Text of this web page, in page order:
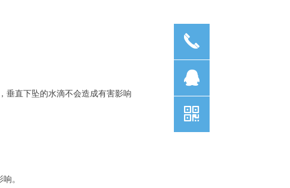
垂直下坠的水滴不会造成有害影响
。
끅
뀩
낃